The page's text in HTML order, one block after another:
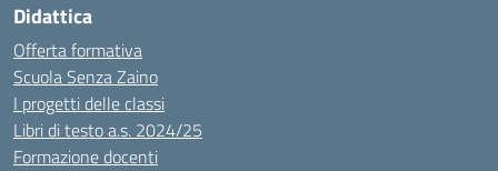
Didattica
Offerta formativa
Scuola Senza Zaino
I progetti delle classi
Libri di testo a.s. 2024/25
Formazione docenti